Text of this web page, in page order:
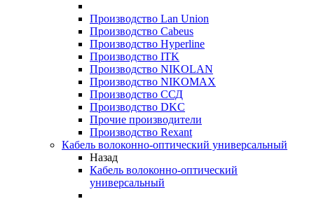
Производство Lan Union
Производство Cabeus
Производство Hyperline
Производство ITK
Производство NIKOLAN
Производство NIKOMAX
Производство ССД
Производство DKC
Прочие производители
Производство Rexant
Кабель волоконно-оптический универсальный
Назад
Кабель волоконно-оптический
универсальный